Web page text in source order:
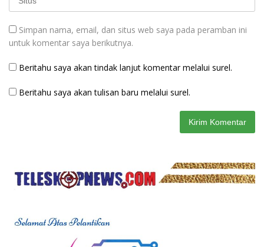
Simpan nama, email, dan situs web saya pada peramban ini
untuk komentar saya berikutnya.
Beritahu saya akan tindak lanjut komentar melalui surel.
Beritahu saya akan tulisan baru melalui surel.